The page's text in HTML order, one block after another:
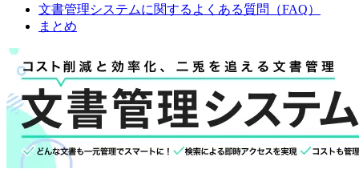
文書管理システムに関するよくある質問（FAQ）
まとめ